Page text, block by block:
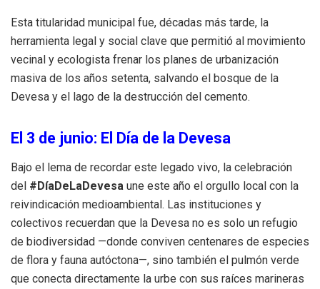
Esta titularidad municipal fue, décadas más tarde, la
herramienta legal y social clave que permitió al movimiento
vecinal y ecologista frenar los planes de urbanización
masiva de los años setenta, salvando el bosque de la
Devesa y el lago de la destrucción del cemento.
El 3 de junio: El Día de la Devesa
Bajo el lema de recordar este legado vivo, la celebración
del #DíaDeLaDevesa une este año el orgullo local con la
reivindicación medioambiental. Las instituciones y
colectivos recuerdan que la Devesa no es solo un refugio
de biodiversidad —donde conviven centenares de especies
de flora y fauna autóctona—, sino también el pulmón verde
que conecta directamente la urbe con sus raíces marineras